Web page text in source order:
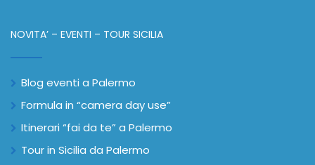
NOVITA’ – EVENTI – TOUR SICILIA
Blog eventi a Palermo
Formula in “camera day use”
Itinerari “fai da te” a Palermo
Tour in Sicilia da Palermo